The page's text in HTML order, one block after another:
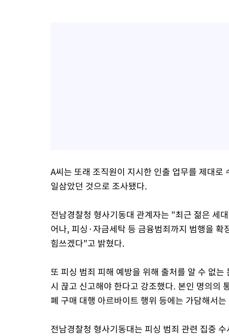
A씨는 또래 조직원이 지시한 인출 업무를 제대
일삼았던 것으로 조사됐다.
전남경찰청 형사기동대 관계자는 "최근 젊은 세
어나, 피싱·자금세탁 등 금융범죄까지 범행을
힘쓰겠다"고 밝혔다.
또 피싱 범죄 피해 예방을 위해 출처를 알 수 없
시 끊고 신고해야 한다고 강조했다. 본인 명의의
폐 구매 대행 아르바이트 행위 등에는 가담해서
전남경찰청 형사기동대는 피싱 범죄 관련 집중